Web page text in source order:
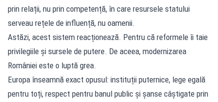
prin relații, nu prin competență, în care resursele statului
serveau rețele de influență, nu oamenii.
Astăzi, acest sistem reacționează. Pentru că reformele îi taie
privilegiile și sursele de putere. De aceea, modernizarea
României este o luptă grea.
Europa înseamnă exact opusul: instituții puternice, lege egală
pentru toți, respect pentru banul public și șanse câștigate prin